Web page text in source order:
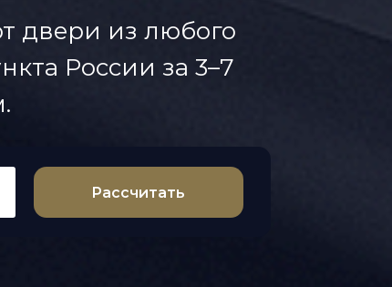
Рассчитать
двери из любого
России за 3–7